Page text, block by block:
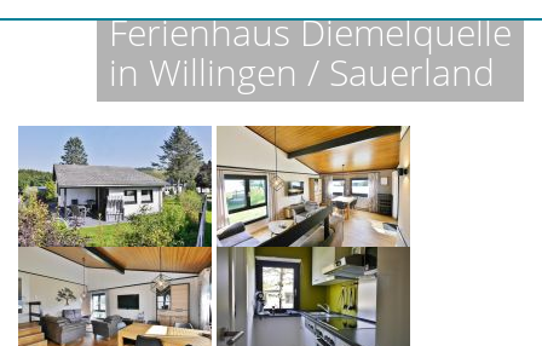
Ferienhaus Diemelquelle
in Willingen / Sauerland